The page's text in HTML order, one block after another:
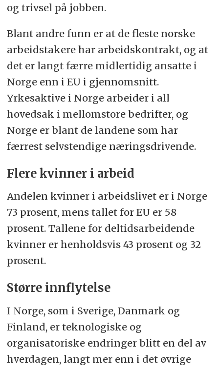
og trivsel på jobben.
Blant andre funn er at de fleste norske
arbeidstakere har arbeidskontrakt, og at
det er langt færre midlertidig ansatte i
Norge enn i EU i gjennomsnitt.
Yrkesaktive i Norge arbeider i all
hovedsak i mellomstore bedrifter, og
Norge er blant de landene som har
færrest selvstendige næringsdrivende.
Flere kvinner i arbeid
Andelen kvinner i arbeidslivet er i Norge
73 prosent, mens tallet for EU er 58
prosent. Tallene for deltidsarbeidende
kvinner er henholdsvis 43 prosent og 32
prosent.
Større innflytelse
I Norge, som i Sverige, Danmark og
Finland, er teknologiske og
organisatoriske endringer blitt en del av
hverdagen, langt mer enn i det øvrige